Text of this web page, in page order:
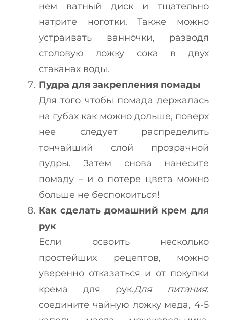
нем ватный диск и тщательно
натрите ноготки. Также можно
устраивать ванночки, разводя
столовую ложку сока в двух
стаканах воды.
Пудра для закрепления помады
Для того чтобы помада держалась
на губах как можно дольше, поверх
нее следует распределить
тончайший слой прозрачной
пудры. Затем снова нанесите
помаду – и о потере цвета можно
больше не беспокоиться!
Как сделать домашний крем для
рук
Если освоить несколько
простейших рецептов, можно
уверенно отказаться и от покупки
крема для рук.Для питания:
соедините чайную ложку меда, 4-5